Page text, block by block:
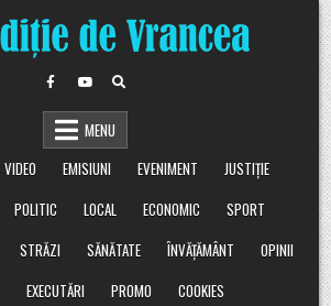
MENU
VIDEO EMISIUNI EVENIMENT
JUSTIȚIE
POLITIC LOCAL ECONOMIC
SPORT
STRĂZI SĂNĂTATE ÎNVĂȚĂMÂNT
OPINII
EXECUTĂRI PROMO COOKIES